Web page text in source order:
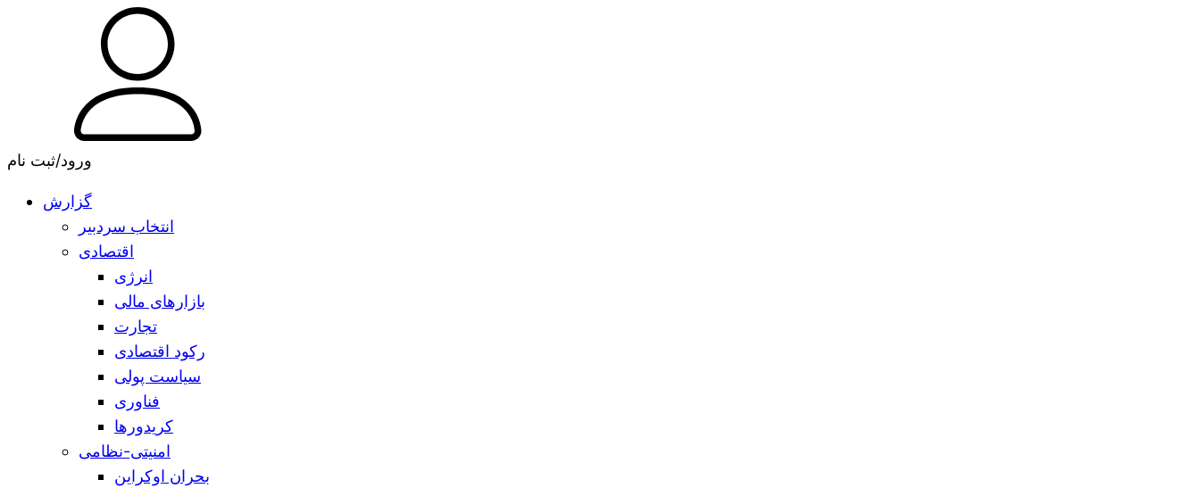
ورود/ثبت نام
گزارش
انتخاب سردبیر
اقتصادی
انرژی
بازارهای مالی
تجارت
رکود اقتصادی
سیاست پولی
فناوری
کریدورها
امنیتی-نظامی
بحران اوکراین